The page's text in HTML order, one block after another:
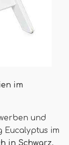
im
und
Eucalyptus im
in Schwarz,